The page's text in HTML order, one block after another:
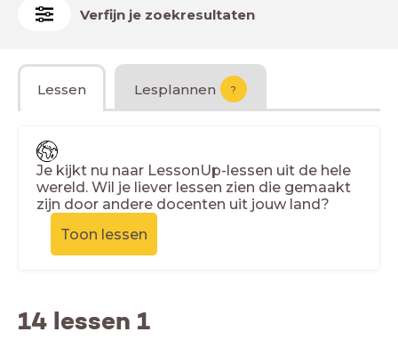
Verfijn je zoekresultaten
Lessen Lesplannen ?
Je kijkt nu naar LessonUp-lessen uit de hele
wereld. Wil je liever lessen zien die gemaakt
zijn door andere docenten uit jouw land?
Toon lessen
14 lessen 1